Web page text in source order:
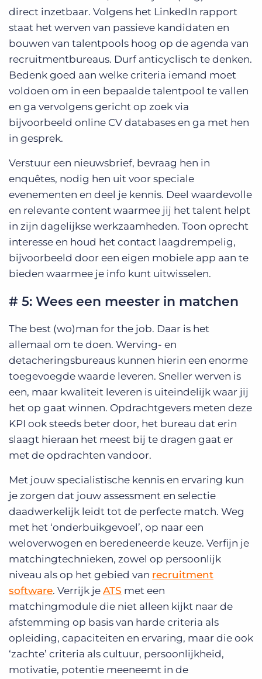
direct inzetbaar. Volgens het LinkedIn rapport
staat het werven van passieve kandidaten en
bouwen van talentpools hoog op de agenda van
recruitmentbureaus. Durf anticyclisch te denken.
Bedenk goed aan welke criteria iemand moet
voldoen om in een bepaalde talentpool te vallen
en ga vervolgens gericht op zoek via
bijvoorbeeld online CV databases en ga met hen
in gesprek.
Verstuur een nieuwsbrief, bevraag hen in
enquêtes, nodig hen uit voor speciale
evenementen en deel je kennis. Deel waardevolle
en relevante content waarmee jij het talent helpt
in zijn dagelijkse werkzaamheden. Toon oprecht
interesse en houd het contact laagdrempelig,
bijvoorbeeld door een eigen mobiele app aan te
bieden waarmee je info kunt uitwisselen.
# 5: Wees een meester in matchen
The best (wo)man for the job. Daar is het
allemaal om te doen. Werving- en
detacheringsbureaus kunnen hierin een enorme
toegevoegde waarde leveren. Sneller werven is
een, maar kwaliteit leveren is uiteindelijk waar jij
het op gaat winnen. Opdrachtgevers meten deze
KPI ook steeds beter door, het bureau dat erin
slaagt hieraan het meest bij te dragen gaat er
met de opdrachten vandoor.
Met jouw specialistische kennis en ervaring kun
je zorgen dat jouw assessment en selectie
daadwerkelijk leidt tot de perfecte match. Weg
met het ‘onderbuikgevoel’, op naar een
weloverwogen en beredeneerde keuze. Verfijn je
matchingtechnieken, zowel op persoonlijk
niveau als op het gebied van recruitment
software. Verrijk je ATS met een
matchingmodule die niet alleen kijkt naar de
afstemming op basis van harde criteria als
opleiding, capaciteiten en ervaring, maar die ook
‘zachte’ criteria als cultuur, persoonlijkheid,
motivatie, potentie meeneemt in de